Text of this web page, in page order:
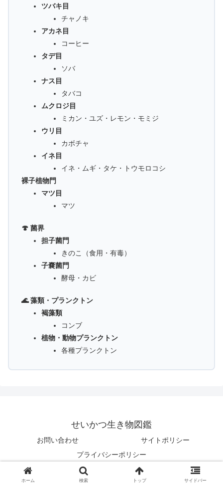
ツバキ目
チャノキ
アカネ目
コーヒー
タデ目
ソバ
ナス目
タバコ
ムクロジ目
ミカン・ユズ・レモン・モミジ
ウリ目
カボチャ
イネ目
イネ・ムギ・タケ・トウモロコシ
裸子植物門
マツ目
マツ
🍄 菌界
担子菌門
きのこ（食用・有毒）
子嚢菌門
酵母・カビ
🌊 藻類・プランクトン
褐藻類
コンブ
植物・動物プランクトン
各種プランクトン
せいかつ生き物図鑑
お問い合わせ
サイトポリシー
プライバシーポリシー
© 2025 せいかつ生き物図鑑.
ホーム 検索 トップ サイドバー